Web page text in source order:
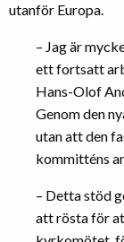
utanför Europa.
– Jag är
ett fortsatt
Hans-Olof
Genom den
utan att den
kommitténs
– Detta stöd
att rösta för